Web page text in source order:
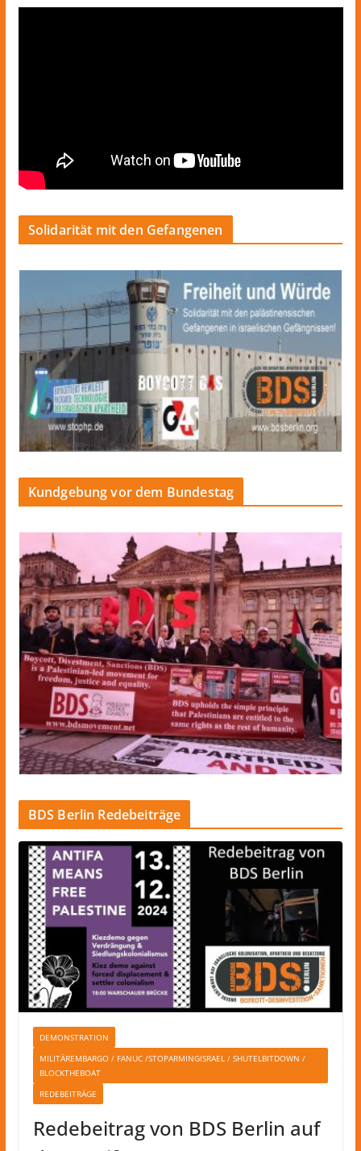
Solidarität mit den Gefangenen
Kundgebung vor dem Bundestag
BDS Berlin Redebeiträge
DEMONSTRATION
MILITÄREMBARGO / FANUC /STOPARMINGISRAEL / SHUTELBITDOWN /
BLOCKTHEBOAT
REDEBEITRÄGE
Redebeitrag von BDS Berlin auf